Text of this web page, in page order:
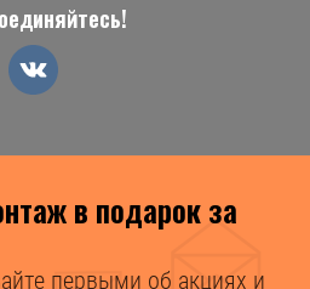
в подарок за
первыми об акциях и